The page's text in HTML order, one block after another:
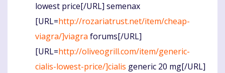
lowest price[/URL] semenax
[URL=http://rozariatrust.net/item/cheap-
viagra/]viagra forums[/URL]
[URL=http://oliveogrill.com/item/generic-
cialis-lowest-price/]cialis generic 20 mg[/URL]